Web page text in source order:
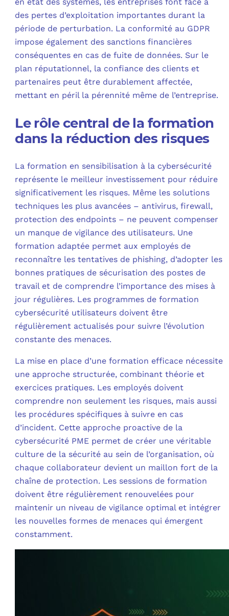
en état des systèmes, les entreprises font face à
des pertes d’exploitation importantes durant la
période de perturbation. La conformité au GDPR
impose également des sanctions financières
conséquentes en cas de fuite de données. Sur le
plan réputationnel, la confiance des clients et
partenaires peut être durablement affectée,
mettant en péril la pérennité même de l’entreprise.
Le rôle central de la formation
dans la réduction des risques
La formation en sensibilisation à la cybersécurité
représente le meilleur investissement pour réduire
significativement les risques. Même les solutions
techniques les plus avancées – antivirus, firewall,
protection des endpoints – ne peuvent compenser
un manque de vigilance des utilisateurs. Une
formation adaptée permet aux employés de
reconnaître les tentatives de phishing, d’adopter les
bonnes pratiques de sécurisation des postes de
travail et de comprendre l’importance des mises à
jour régulières. Les programmes de formation
cybersécurité utilisateurs doivent être
régulièrement actualisés pour suivre l’évolution
constante des menaces.
La mise en place d’une formation efficace nécessite
une approche structurée, combinant théorie et
exercices pratiques. Les employés doivent
comprendre non seulement les risques, mais aussi
les procédures spécifiques à suivre en cas
d’incident. Cette approche proactive de la
cybersécurité PME permet de créer une véritable
culture de la sécurité au sein de l’organisation, où
chaque collaborateur devient un maillon fort de la
chaîne de protection. Les sessions de formation
doivent être régulièrement renouvelées pour
maintenir un niveau de vigilance optimal et intégrer
les nouvelles formes de menaces qui émergent
constamment.